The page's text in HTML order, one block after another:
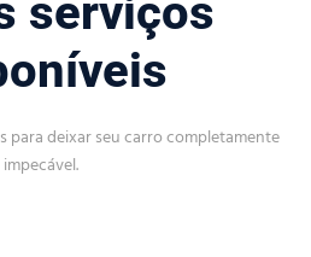
serviços
para deixar seu carro completamente
impecável.